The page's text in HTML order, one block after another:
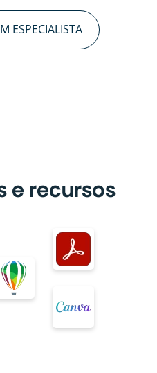
ESPECIALISTA
e recursos